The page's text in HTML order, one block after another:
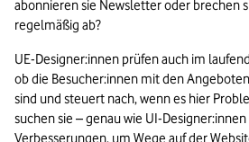
abonnieren sie Newsletter oder brechen
regelmäßig ab?
UE-Designer:innen prüfen auch im
ob die Besucher:innen mit den
sind und steuert nach, wenn es hier
suchen sie – genau wie UI-
Verbesserungen, um Wege auf der